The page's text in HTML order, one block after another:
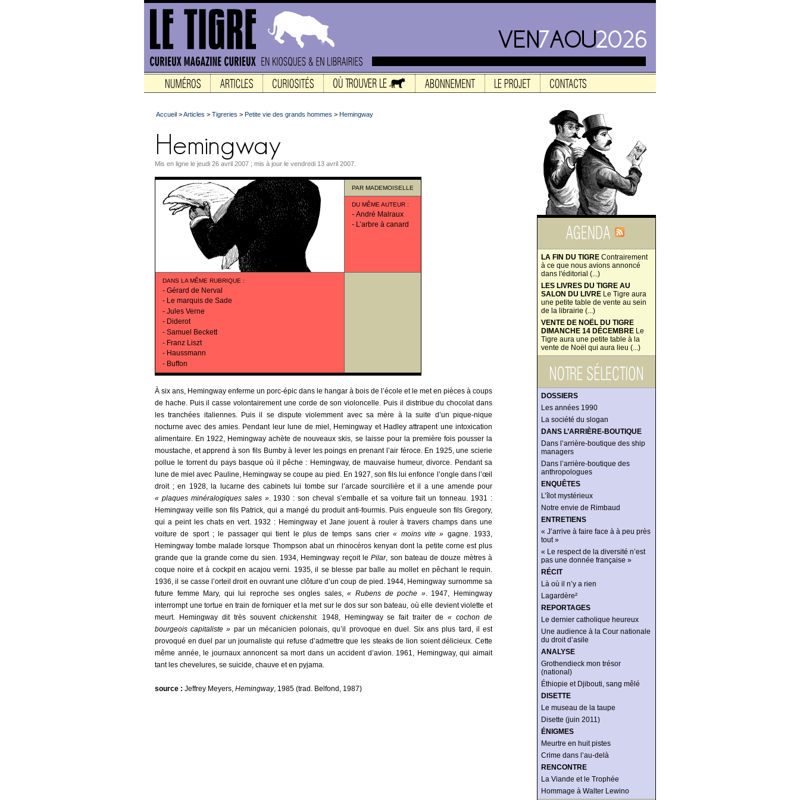
LA FIN DU TIGRE Contrairement
à ce que nous avions annoncé
dans l'éditorial (...)
LES LIVRES DU TIGRE AU
SALON DU LIVRE Le Tigre aura
une petite table de vente au sein
de la librairie (...)
VENTE DE NOËL DU TIGRE
DIMANCHE 14 DÉCEMBRE Le
Tigre aura une petite table à la
vente de Noël qui aura lieu (...)
DOSSIERS
Les années 1990
La société du slogan
DANS L’ARRIÈRE-BOUTIQUE
Dans l’arrière-boutique des ship
managers
Dans l’arrière-boutique des
anthropologues
ENQUÊTES
L’îlot mystérieux
Notre envie de Rimbaud
ENTRETIENS
« J’arrive à faire face à à peu près
tout »
« Le respect de la diversité n’est
pas une donnée française »
RÉCIT
Là où il n’y a rien
Lagardère²
REPORTAGES
Le dernier catholique heureux
Une audience à la Cour nationale
du droit d’asile
ANALYSE
Grothendieck mon trésor
(national)
Éthiopie et Djibouti, sang mêlé
DISETTE
Le museau de la taupe
Disette (juin 2011)
ÉNIGMES
Meurtre en huit pistes
Crime dans l’au-delà
RENCONTRE
La Viande et le Trophée
Hommage à Walter Lewino
Accueil >Articles > Tigreries > Petite vie des grands hommes > Hemingway
Mis en ligne le jeudi 26 avril 2007 ; mis à jour le vendredi 13 avril 2007.
PAR MADEMOISELLE
DU MÊME AUTEUR :
- André Malraux
- L’arbre à canard
DANS LA MÊME RUBRIQUE :
- Gérard de Nerval
- Le marquis de Sade
- Jules Verne
- Diderot
- Samuel Beckett
- Franz Liszt
- Haussmann
- Buffon
À six ans, Hemingway enferme un porc-épic dans le hangar à bois de l’école et le met en pièces à coups
de hache. Puis il casse volontairement une corde de son violoncelle. Puis il distribue du chocolat dans
les tranchées italiennes. Puis il se dispute violemment avec sa mère à la suite d’un pique-nique
nocturne avec des amies. Pendant leur lune de miel, Hemingway et Hadley attrapent une intoxication
alimentaire. En 1922, Hemingway achète de nouveaux skis, se laisse pour la première fois pousser la
moustache, et apprend à son fils Bumby à lever les poings en prenant l’air féroce. En 1925, une scierie
pollue le torrent du pays basque où il pêche : Hemingway, de mauvaise humeur, divorce. Pendant sa
lune de miel avec Pauline, Hemingway se coupe au pied. En 1927, son fils lui enfonce l’ongle dans l’œil
droit ; en 1928, la lucarne des cabinets lui tombe sur l’arcade sourcilière et il a une amende pour
« plaques minéralogiques sales ». 1930 : son cheval s’emballe et sa voiture fait un tonneau. 1931 :
Hemingway veille son fils Patrick, qui a mangé du produit anti-fourmis. Puis engueule son fils Gregory,
qui a peint les chats en vert. 1932 : Hemingway et Jane jouent à rouler à travers champs dans une
voiture de sport ; le passager qui tient le plus de temps sans crier« moins vite » gagne. 1933,
Hemingway tombe malade lorsque Thompson abat un rhinocéros kenyan dont la petite corne est plus
grande que la grande corne du sien. 1934, Hemingway reçoit lePilar, son bateau de douze mètres à
coque noire et à cockpit en acajou verni. 1935, il se blesse par balle au mollet en pêchant le requin.
1936, il se casse l’orteil droit en ouvrant une clôture d’un coup de pied. 1944, Hemingway surnomme sa
future femme Mary, qui lui reproche ses ongles sales,« Rubens de poche ». 1947, Hemingway
interrompt une tortue en train de forniquer et la met sur le dos sur son bateau, où elle devient violette et
meurt. Hemingway dit très souvent chickenshit. 1948, Hemingway se fait traiter de« cochon de
bourgeois capitaliste » par un mécanicien polonais, qu’il provoque en duel. Six ans plus tard, il est
provoqué en duel par un journaliste qui refuse d’admettre que les steaks de lion soient délicieux. Cette
même année, le journaux annoncent sa mort dans un accident d’avion. 1961, Hemingway, qui aimait
tant les chevelures, se suicide, chauve et en pyjama.
source : Jeffrey Meyers, Hemingway, 1985 (trad. Belfond, 1987)